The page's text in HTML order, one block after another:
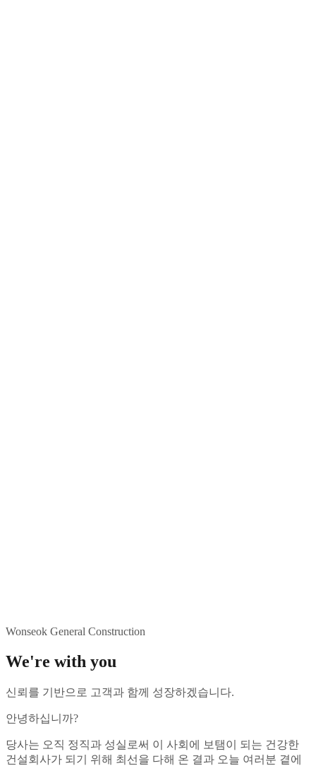
Wonseok General Construction
We're with you
신뢰를 기반으로 고객과 함께 성장하겠습니다.
안녕하십니까?
당사는 오직 정직과 성실로써 이 사회에 보탬이 되는 건강한
건설회사가 되기 위해 최선을 다해 온 결과 오늘 여러분 곁에